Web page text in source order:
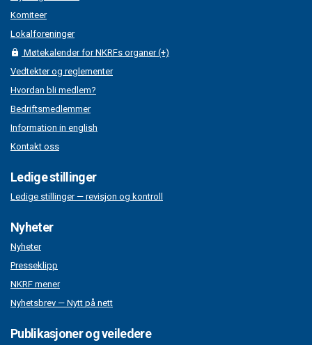
Komiteer
Lokalforeninger
Møtekalender for NKRFs organer (+)
Vedtekter og reglementer
Hvordan bli medlem?
Bedriftsmedlemmer
Information in english
Kontakt oss
Ledige stillinger
Ledige stillinger — revisjon og kontroll
Nyheter
Nyheter
Presseklipp
NKRF mener
Nyhetsbrev — Nytt på nett
Publikasjoner og veiledere